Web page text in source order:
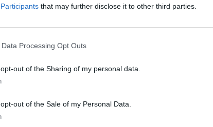
that may further disclose it to other third parties.
Data Processing Opt Outs
out of the Sharing of my personal data.
out of the Sale of my Personal Data.
Corso Italia 304, Sorrento
The B&B Roseto Resort is found in a farmhouse that was
located just a short walk away from the centre of Sorrento.